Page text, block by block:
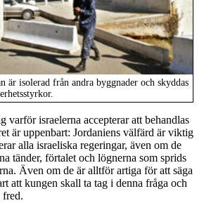
är isolerad från andra byggnader och skyddas
varför israelerna accepterar att behandlas
är uppenbart: Jordaniens välfärd är viktig
alla israeliska regeringar, även om de
tänder, förtalet och lögnerna som sprids
Även om de är alltför artiga för att säga
att kungen skall ta tag i denna fråga och
fred.